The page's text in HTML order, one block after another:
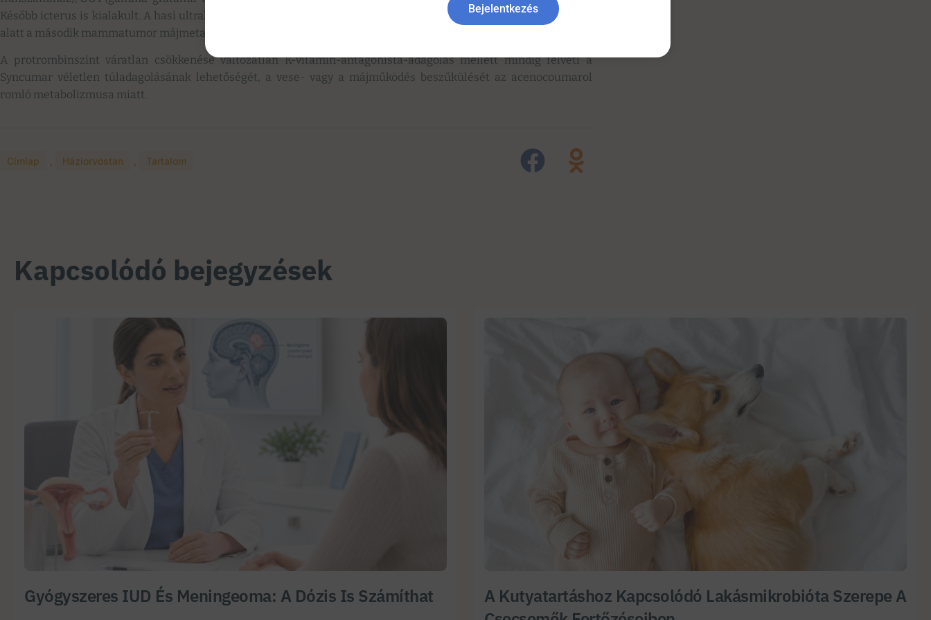
Később icterus is kialakult. A hasi ultrahangvizsgálaton diffúz májmetastasisok jelentek meg. A beteg néhány hét
alatt a második mammatumor májmetastasisai által okozott májelégtelenség tüneteiben hunyt el.
A protrombinszint váratlan csökkenése változatlan K-vitamin-antagonista-adagolás mellett mindig felveti a
Syncumar véletlen túladagolásának lehetőségét, a vese- vagy a májműködés beszűkülését az acenocoumarol
romló metabolizmusa miatt.
Címlap Háziorvostan Tartalom
Kapcsolódó bejegyzések
Gyógyszeres IUD És Meningeoma: A Dózis Is Számíthat
A Kutyatartáshoz Kapcsolódó Lakásmikrobióta Szerepe A
Bejelentkezés